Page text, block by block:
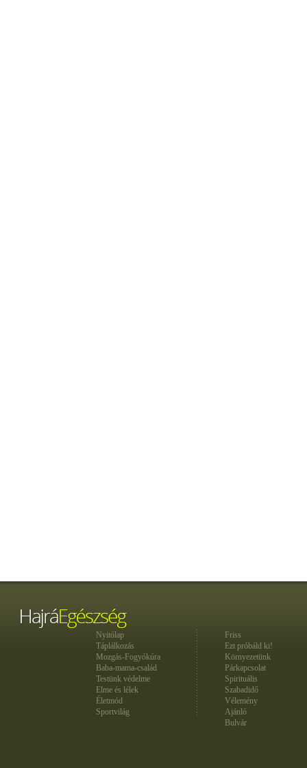
Nyitólap
Táplálkozás
Mozgás-Fogyókúra
Baba-mama-család
Testünk védelme
Elme és lélek
Életmód
Sportvilág
Friss
Ezt próbáld ki!
Környezetünk
Párkapcsolat
Spirituális
Szabadidő
Vélemény
Ajánló
Bulvár